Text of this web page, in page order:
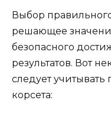
Выбор
решающее
безопасного
результатов. Вот
следует
корсета: